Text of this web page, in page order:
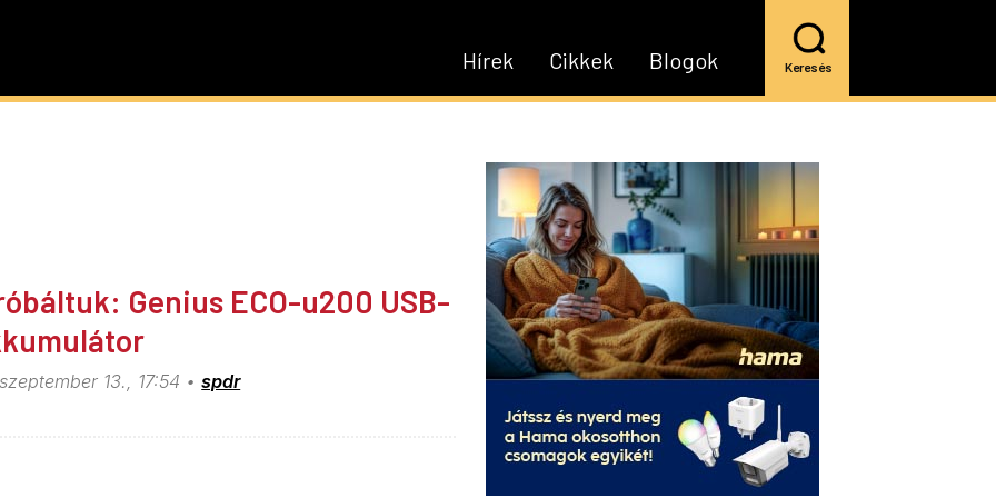
Blogok
Cikkek
Hírek Keresés
Genius ECO-u200 USB-
13., 17:54 spdr